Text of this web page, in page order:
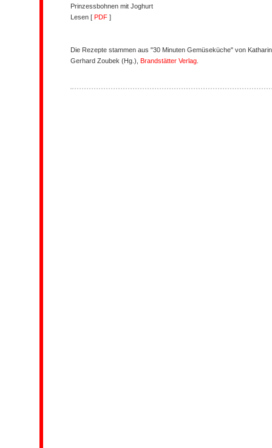
Prinzessbohnen mit Joghurt
Lesen [ PDF ]
Die Rezepte stammen aus "30 Minuten Gemüseküche" von
Gerhard Zoubek (Hg.), Brandstätter Verlag.